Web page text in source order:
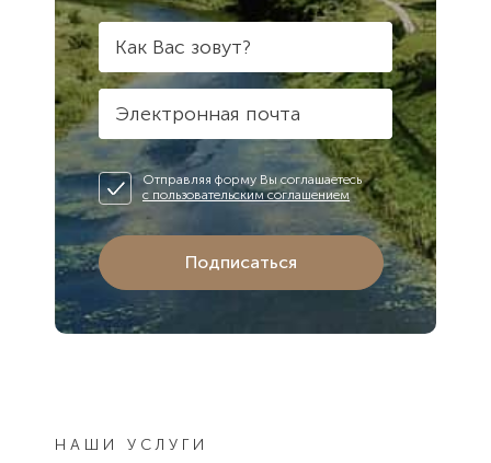
Как Вас зовут?
Электронная почта
Отправляя форму Вы соглашаетесь
с пользовательским соглашением
Подписаться
НАШИ УСЛУГИ